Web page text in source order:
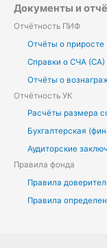
Документы и
Отчётность ПИФ
Отчёты о
Справки о СЧА (СА)
Отчёты о
Отчётность УК
Расчёты размера
Бухгалтерская
Аудиторские
Правила фонда
Правила
Правила